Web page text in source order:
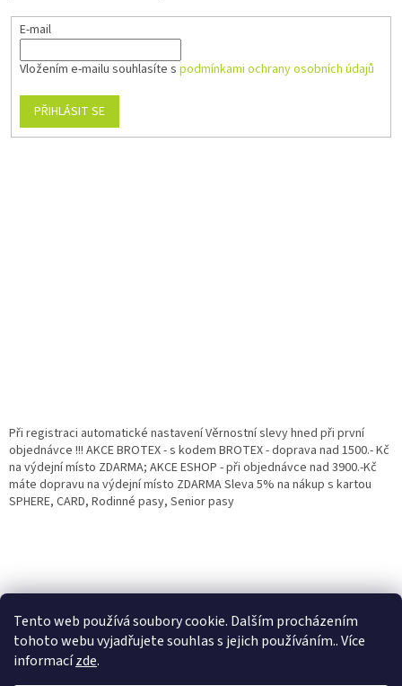
Tento web používá soubory cookie. Dalším procházením
tohoto webu vyjadřujete souhlas s jejich používáním.. Více
informacízde.
E-mail
Vložením e-mailu souhlasíte s podmínkami ochrany osobních údajů
PŘIHLÁSIT SE
Při registraci automatické nastavení Věrnostní slevy hned při první
objednávce !!! AKCE BROTEX - s kodem BROTEX - doprava nad 1500.- Kč
na výdejní místo ZDARMA; AKCE ESHOP - při objednávce nad 3900.-Kč
máte dopravu na výdejní místo ZDARMA Sleva 5% na nákup s kartou
SPHERE, CARD, Rodinné pasy, Senior pasy